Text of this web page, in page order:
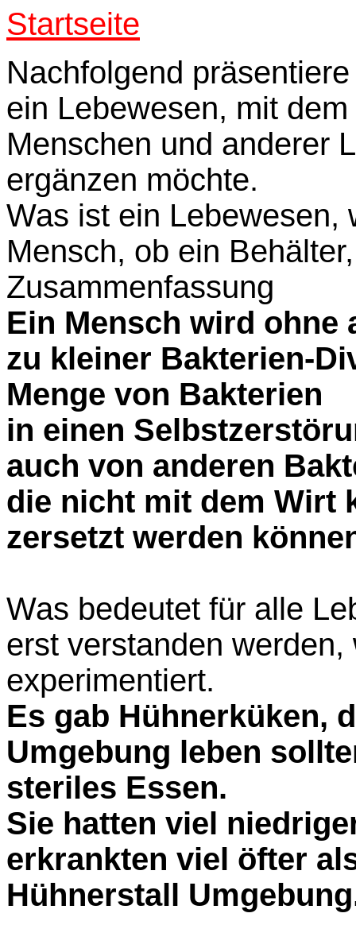
Startseite
Nachfolgend
ein Lebewesen, mit
Menschen und anderer
ergänzen möchte.
Was ist ein Lebewesen,
Mensch, ob ein
Zusammenfassung
Ein Mensch wird ohne
zu kleiner Bakterien-
Menge von Bakterien
in einen
auch von anderen
die nicht mit dem Wirt
zersetzt werden
Was bedeutet für alle
erst verstanden
experimentiert.
Es gab Hühnerküken,
Umgebung leben
steriles Essen.
Sie hatten viel
erkrankten viel öfter
Hühnerstall